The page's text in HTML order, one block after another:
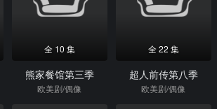
全 10 集
熊家餐馆第三季
欧美剧/偶像
全 22 集
超人前传第八季
欧美剧/偶像